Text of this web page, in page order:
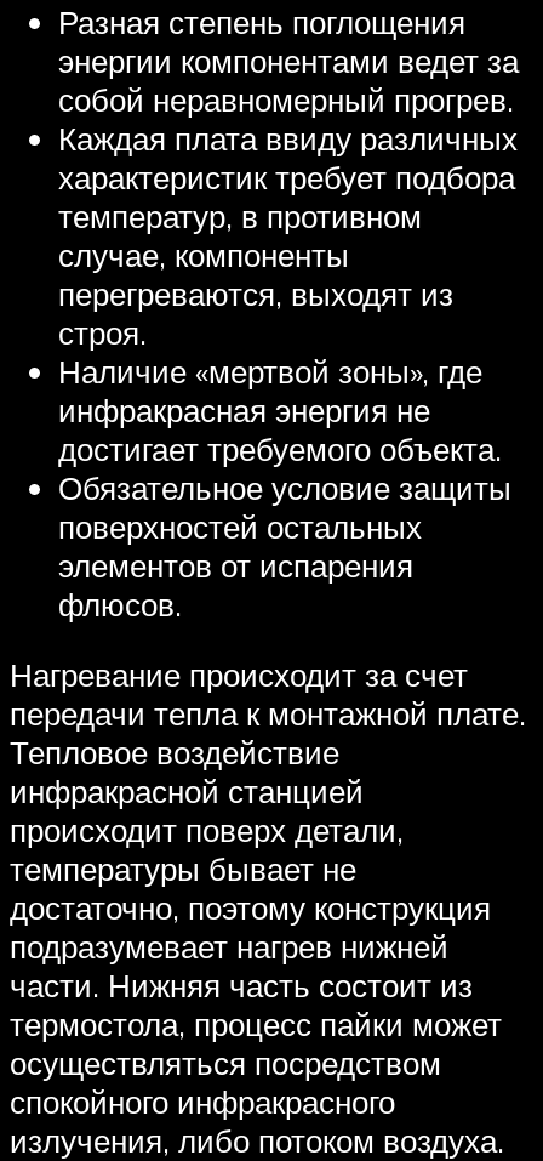
Разная степень поглощения
энергии компонентами ведет за
собой неравномерный прогрев.
Каждая плата ввиду различных
характеристик требует подбора
температур, в противном
случае, компоненты
перегреваются, выходят из
строя.
Наличие «мертвой зоны», где
инфракрасная энергия не
достигает требуемого объекта.
Обязательное условие защиты
поверхностей остальных
элементов от испарения
флюсов.
Нагревание происходит за счет
передачи тепла к монтажной плате.
Тепловое воздействие
инфракрасной станцией
происходит поверх детали,
температуры бывает не
достаточно, поэтому конструкция
подразумевает нагрев нижней
части. Нижняя часть состоит из
термостола, процесс пайки может
осуществляться посредством
спокойного инфракрасного
излучения, либо потоком воздуха.